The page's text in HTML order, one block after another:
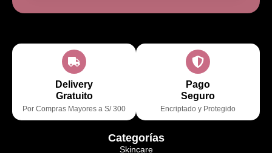
Delivery
Gratuito
Por Compras Mayores a S/ 300
Pago
Seguro
Encriptado y Protegido
Categorías
Skincare